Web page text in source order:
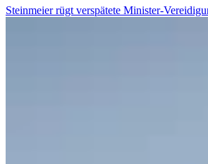
Steinmeier rügt verspätete Minister-